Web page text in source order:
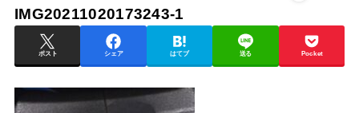
IMG20211020173243-1
ポスト シェア はてブ 送る Pocket